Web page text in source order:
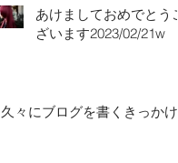
あけましておめでとうご
ざいます2023/02/21w
久々にブログを書くきっかけ